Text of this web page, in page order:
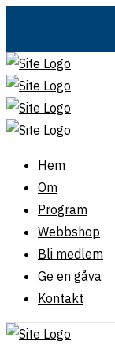
Hem
Om
Program
Webbshop
Bli medlem
Ge en gåva
Kontakt